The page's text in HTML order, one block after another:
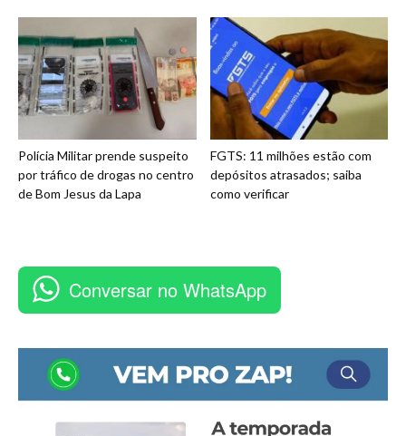
Polícia Militar prende suspeito
por tráfico de drogas no centro
de Bom Jesus da Lapa
FGTS: 11 milhões estão com
depósitos atrasados; saiba
como verificar
Conversar no WhatsApp